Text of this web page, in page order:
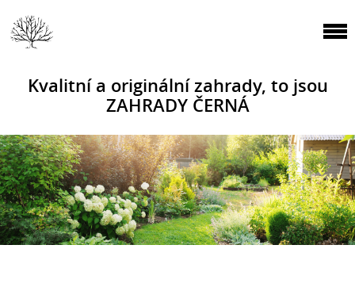
Kvalitní a originální zahrady, to jsou
ZAHRADY ČERNÁ